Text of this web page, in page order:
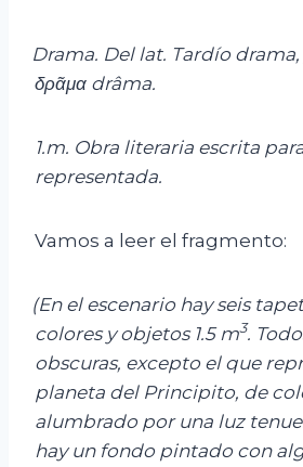
Drama. Del lat. Tardío drama,
δρᾶμα drâma.
1.m. Obra literaria escrita
representada.
Vamos a leer el fragmento:
(En el escenario hay seis
colores y objetos 1.5 m3.
obscuras, excepto el que
planeta del Principito, de
alumbrado por una luz
hay un fondo pintado con